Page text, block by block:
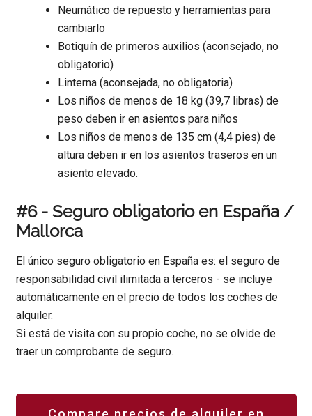
Neumático de repuesto y herramientas para
cambiarlo
Botiquín de primeros auxilios (aconsejado, no
obligatorio)
Linterna (aconsejada, no obligatoria)
Los niños de menos de 18 kg (39,7 libras) de
peso deben ir en asientos para niños
Los niños de menos de 135 cm (4,4 pies) de
altura deben ir en los asientos traseros en un
asiento elevado.
#6 - Seguro obligatorio en España /
Mallorca
El único seguro obligatorio en España es: el seguro de
responsabilidad civil ilimitada a terceros - se incluye
automáticamente en el precio de todos los coches de
alquiler.
Si está de visita con su propio coche, no se olvide de
traer un comprobante de seguro.